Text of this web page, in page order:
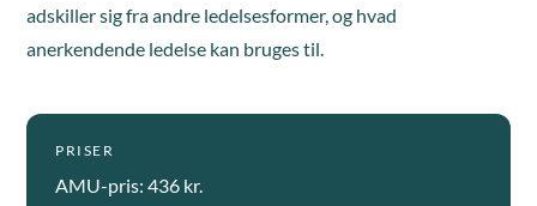
adskiller sig fra andre ledelsesformer, og hvad
anerkendende ledelse kan bruges til.
PRISER
AMU-pris: 436 kr.